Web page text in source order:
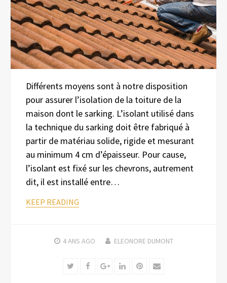
Différents moyens sont à notre disposition
pour assurer l’isolation de la toiture de la
maison dont le sarking. L’isolant utilisé dans
la technique du sarking doit être fabriqué à
partir de matériau solide, rigide et mesurant
au minimum 4 cm d’épaisseur. Pour cause,
l’isolant est fixé sur les chevrons, autrement
dit, il est installé entre…
KEEP READING
4 ANS AGO ELEONORE DUMONT
TwitterFacebookGoogle+LinkedInPinterest
Email